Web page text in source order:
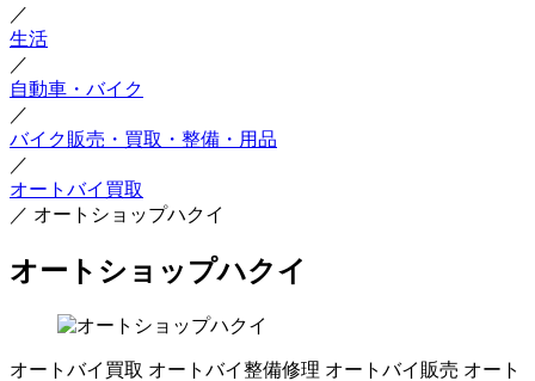
／
生活
／
自動車・バイク
／
バイク販売・買取・整備・用品
／
オートバイ買取
／ オートショップハクイ
オートショップハクイ
オートバイ買取 オートバイ整備修理 オートバイ販売 オート